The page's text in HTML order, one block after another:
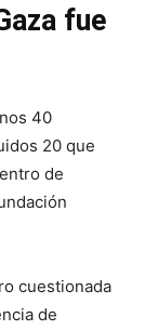
fue
40
20 que
de
cuestionada
de